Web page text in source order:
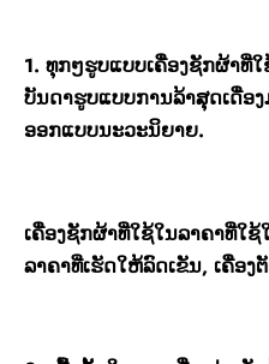
1. ທຸກໆຮູບແບບເຄື່ອງຊັກຜ້າທີ່
ບັນດາຮູບແບບການລ້າສຸດເດື່ອ
ອອກແບບນະວະນິຍາຍ.
ເຄື່ອງຊັກຜ້າທີ່ໃຊ້ໃນລາຄາທີ່ໃ
ລາຄາທີ່ເຮັດໃຫ້ລົດເຂັນ, ເຄື່ອງ